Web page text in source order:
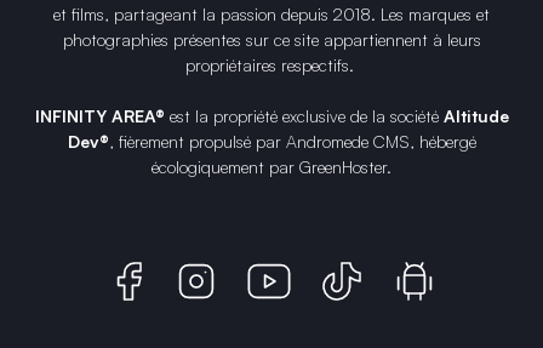
et films, partageant la passion depuis 2018. Les marques et
photographies présentes sur ce site appartiennent à leurs
propriétaires respectifs.
INFINITY AREA® est la propriété exclusive de la société Altitude
Dev®, fièrement propulsé par Andromede CMS, hébergé
écologiquement par GreenHoster.